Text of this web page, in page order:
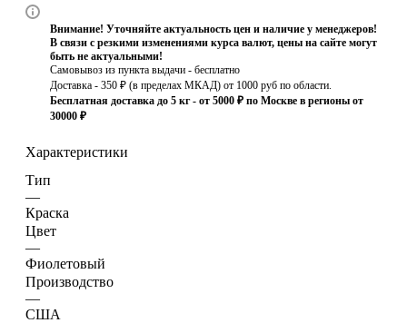
Внимание! Уточняйте актуальность цен и наличие у менеджеров!
В связи с резкими изменениями курса валют, цены на сайте могут
быть не актуальными!
Самовывоз из пункта выдачи - бесплатно
Доставка - 350 ₽ (в пределах МКАД) от 1000 руб по области.
Бесплатная доставка до 5 кг - от 5000 ₽ по Москве в регионы от
30000 ₽
Характеристики
Тип
—
Краска
Цвет
—
Фиолетовый
Производство
—
США